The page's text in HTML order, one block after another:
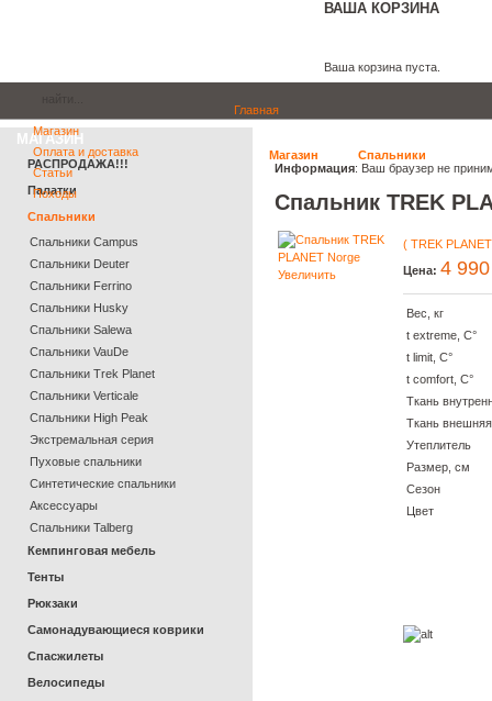
ВАША КОРЗИНА
Ваша корзина пуста.
Главная
Магазин
Оплата и доставка
Статьи
Походы
Магазин
Спальники
Информация: Ваш браузер не
Спальник TREK
Увеличить
( TREK
Цена: 4
Вес, кг
t extreme, С°
t limit, С°
t comfort, С°
Ткань
Ткань внешняя
Утеплитель
Размер, см
Сезон
Цвет
МАГАЗИН
РАСПРОДАЖА!!!
Палатки
Спальники
Спальники Campus
Спальники Deuter
Cпальники Ferrino
Спальники Husky
Спальники Salewa
Спальники VauDe
Спальники Trek Planet
Спальники Verticale
Спальники High Peak
Экстремальная серия
Пуховые спальники
Синтетические спальники
Аксессуары
Спальники Talberg
Кемпинговая мебель
Тенты
Рюкзаки
Самонадувающиеся коврики
Спасжилеты
Велосипеды